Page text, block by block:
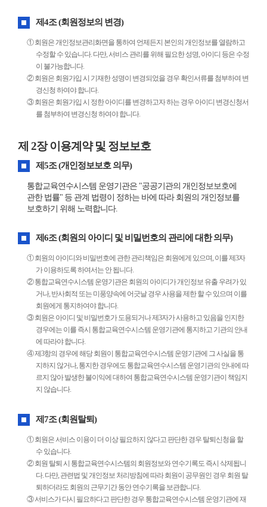
제4조 (회원정보의 변경)
① 회원은 개인정보관리화면을 통하여 언제든지 본인의 개인정보를 열람하고
수정할 수 있습니다. 다만, 서비스 관리를 위해 필요한 성명, 아이디 등은 수정
이 불가능합니다.
② 회원은 회원가입 시 기재한 성명이 변경되었을 경우 확인서류를 첨부하여 변
경신청 하여야 합니다.
③ 회원은 회원가입 시 정한 아이디를 변경하고자 하는 경우 아이디 변경신청서
를 첨부하여 변경신청 하여야 합니다.
제 2장 이용계약 및 정보보호
제5조 (개인정보보호 의무)
통합교육연수시스템 운영기관은 "공공기관의 개인정보보호에
관한 법률" 등 관계 법령이 정하는 바에 따라 회원의 개인정보를
보호하기 위해 노력합니다.
제6조 (회원의 아이디 및 비밀번호의 관리에 대한 의무)
① 회원의 아이디와 비밀번호에 관한 관리책임은 회원에게 있으며, 이를 제3자
가 이용하도록 하여서는 안 됩니다.
② 통합교육연수시스템 운영기관은 회원의 아이디가 개인정보 유출 우려가 있
거나, 반사회적 또는 미풍양속에 어긋날 경우 사용을 제한 할 수 있으며 이를
회원에게 통지하여야 합니다.
③ 회원은 아이디 및 비밀번호가 도용되거나 제3자가 사용하고 있음을 인지한
경우에는 이를 즉시 통합교육연수시스템 운영기관에 통지하고 기관의 안내
에 따라야 합니다.
④ 제3항의 경우에 해당 회원이 통합교육연수시스템 운영기관에 그 사실을 통
지하지 않거나, 통지한 경우에도 통합교육연수시스템 운영기관의 안내에 따
르지 않아 발생한 불이익에 대하여 통합교육연수시스템 운영기관이 책임지
지 않습니다.
제7조 (회원탈퇴)
① 회원은 서비스 이용이 더 이상 필요하지 않다고 판단한 경우 탈퇴신청을 할
수 있습니다.
② 회원 탈퇴 시 통합교육연수시스템의 회원정보와 연수기록도 즉시 삭제됩니
다. 다만, 관련법 및 개인정보 처리방침에 따라 회원이 공무원인 경우 회원 탈
퇴하더라도 회원의 근무기간 동안 연수기록을 보관합니다.
③ 서비스가 다시 필요하다고 판단한 경우 통합교육연수시스템 운영기관에 재